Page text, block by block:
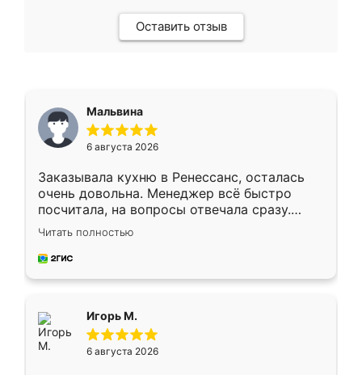
Оставить отзыв
Мальвина
6 августа 2026
Заказывала кухню в Ренессанс, осталась
очень довольна. Менеджер всё быстро
посчитала, на вопросы отвечала сразу.
Замерщик приехал в субботу, подошёл к
делу со всей ответственностью. Собрали
за день, ребята работали аккуратно, даже
Читать полностью
Игорь М.
6 августа 2026